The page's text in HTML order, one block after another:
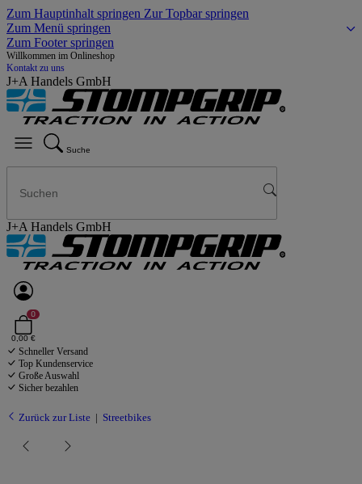
Zum Hauptinhalt springen Zur Topbar springen
Zum Menü springen
Zum Footer springen
Willkommen im Onlineshop
Kontakt zu uns
J+A Handels GmbH
Suche
J+A Handels GmbH
0
0,00 €
Schneller Versand
Top Kundenservice
Große Auswahl
Sicher bezahlen
Zurück zur Liste Streetbikes